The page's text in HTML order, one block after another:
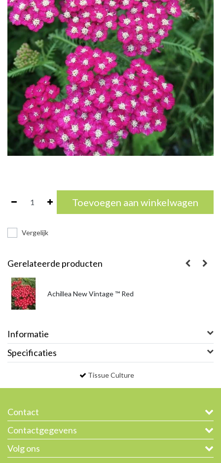
Toevoegen aan winkelwagen
Vergelijk
Gerelateerde producten
Achillea New Vintage ™ Red
Informatie
Specificaties
Tissue Culture
Contact
Contactgegevens
Volg ons